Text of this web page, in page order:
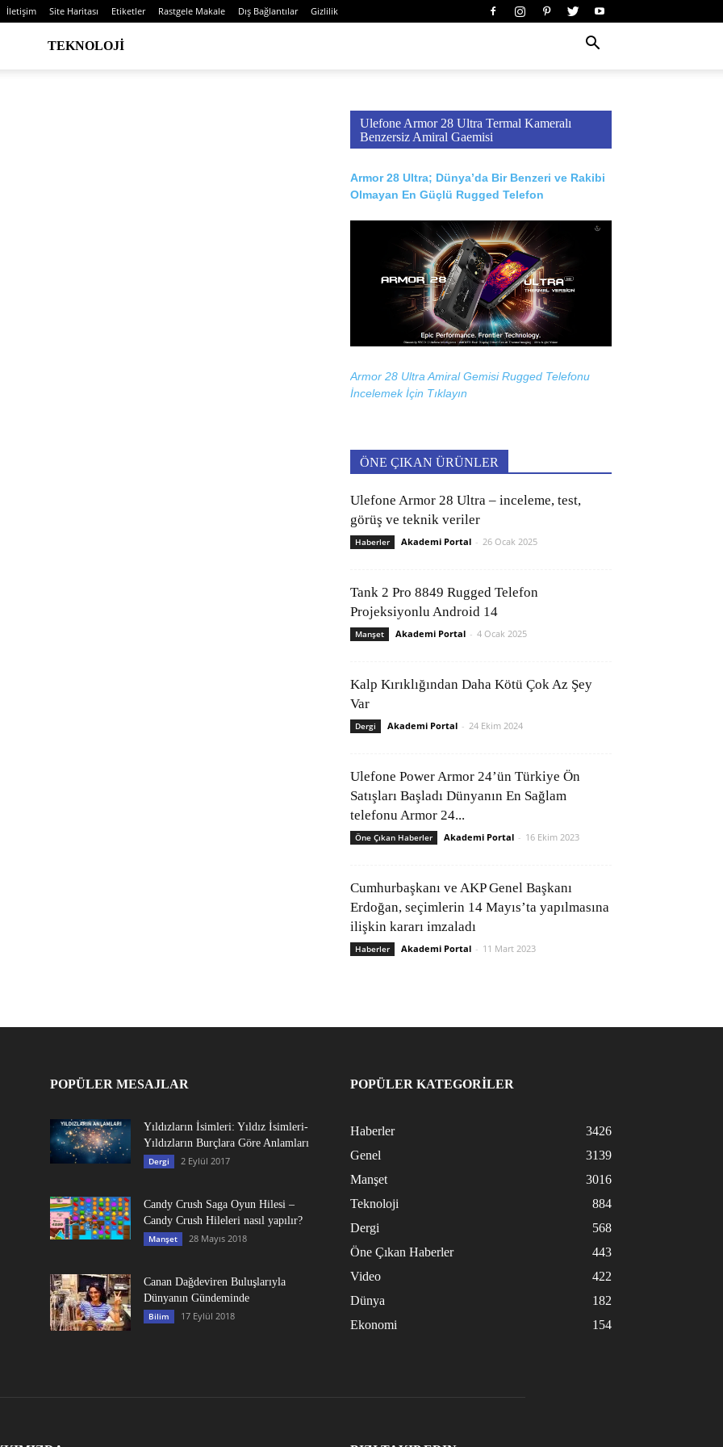
İletişim Site Haritası Etiketler Rastgele Makale Dış Bağlantılar Gizlilik
TEKNOLOJI
Ulefone Armor 28 Ultra Termal Kameralı
Benzersiz Amiral Gaemisi
Armor 28 Ultra; Dünya’da Bir Benzeri ve Rakibi
Olmayan En Güçlü Rugged Telefon
Armor 28 Ultra Amiral Gemisi Rugged Telefonu
İncelemek İçin Tıklayın
ÖNE ÇIKAN ÜRÜNLER
Ulefone Armor 28 Ultra – inceleme, test,
görüş ve teknik veriler
Haberler Akademi Portal - 26 Ocak 2025
Tank 2 Pro 8849 Rugged Telefon
Projeksiyonlu Android 14
Manşet Akademi Portal - 4 Ocak 2025
Kalp Kırıklığından Daha Kötü Çok Az Şey
Var
Dergi Akademi Portal - 24 Ekim 2024
Ulefone Power Armor 24’ün Türkiye Ön
Satışları Başladı Dünyanın En Sağlam
telefonu Armor 24...
Öne Çıkan Haberler Akademi Portal - 16 Ekim 2023
Cumhurbaşkanı ve AKP Genel Başkanı
Erdoğan, seçimlerin 14 Mayıs’ta yapılmasına
ilişkin kararı imzaladı
Haberler Akademi Portal - 11 Mart 2023
POPÜLER MESAJLAR
Yıldızların İsimleri: Yıldız İsimleri-
Yıldızların Burçlara Göre Anlamları
Dergi 2 Eylül 2017
Candy Crush Saga Oyun Hilesi –
Candy Crush Hileleri nasıl yapılır?
Manşet 28 Mayıs 2018
Canan Dağdeviren Buluşlarıyla
Dünyanın Gündeminde
Bilim 17 Eylül 2018
POPÜLER KATEGORİLER
Haberler
3426
Genel
3139
Manşet
3016
Teknoloji
884
Dergi
568
Öne Çıkan Haberler
443
Video
422
Dünya
182
Ekonomi
154